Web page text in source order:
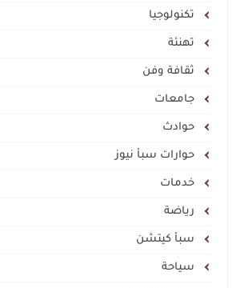
تكنولوجيا
تهنئة
ثقافة وفن
جامعات
حوادث
حوارات سبأ نيوز
خدمات
رياضة
سبأ كيتشن
سياحة